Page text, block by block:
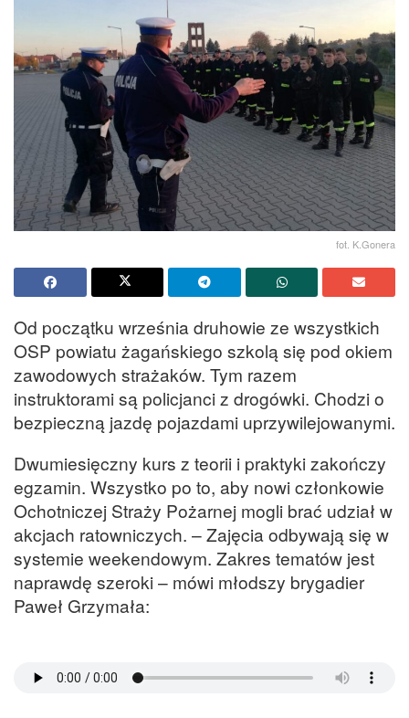
fot. K.Gonera
Od początku września druhowie ze wszystkich
OSP powiatu żagańskiego szkolą się pod okiem
zawodowych strażaków. Tym razem
instruktorami są policjanci z drogówki. Chodzi o
bezpieczną jazdę pojazdami uprzywilejowanymi.
Dwumiesięczny kurs z teorii i praktyki zakończy
egzamin. Wszystko po to, aby nowi członkowie
Ochotniczej Straży Pożarnej mogli brać udział w
akcjach ratowniczych. – Zajęcia odbywają się w
systemie weekendowym. Zakres tematów jest
naprawdę szeroki – mówi młodszy brygadier
Paweł Grzymała: